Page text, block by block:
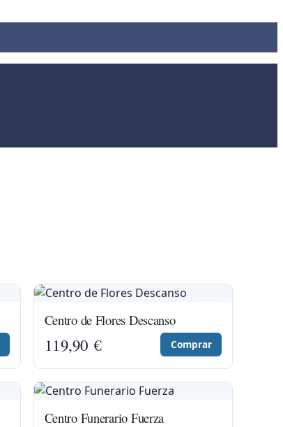
Centro de Flores Descanso
119,90€ Comprar
Centro Funerario Fuerza